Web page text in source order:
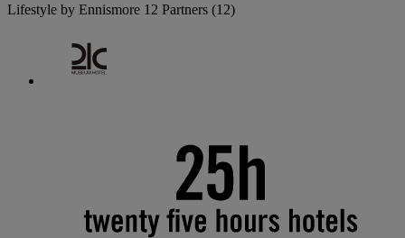
Lifestyle by Ennismore 12 Partners (12)